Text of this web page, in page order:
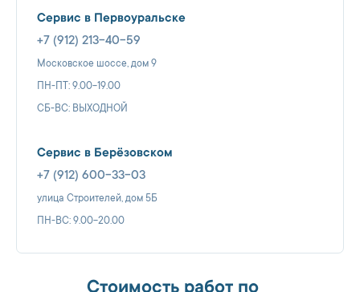
Сервис в Первоуральске
+7 (912) 213-40-59
Московское шоссе, дом 9
ПН-ПТ: 9.00-19.00
СБ-ВС: ВЫХОДНОЙ
Сервис в Берёзовском
+7 (912) 600-33-03
улица Строителей, дом 5Б
ПН-ВС: 9.00-20.00